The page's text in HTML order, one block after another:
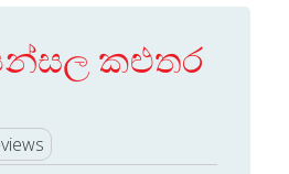
කළුතර